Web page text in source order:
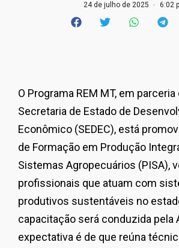
24 de julho de 2025 6:02
O Programa REM MT, em
Secretaria de Estado de
Econômico (SEDEC), está
de Formação em Produção
Sistemas Agropecuários (PISA),
profissionais que atuam com
produtivos sustentáveis no
capacitação será conduzida pela
expectativa é de que reúna